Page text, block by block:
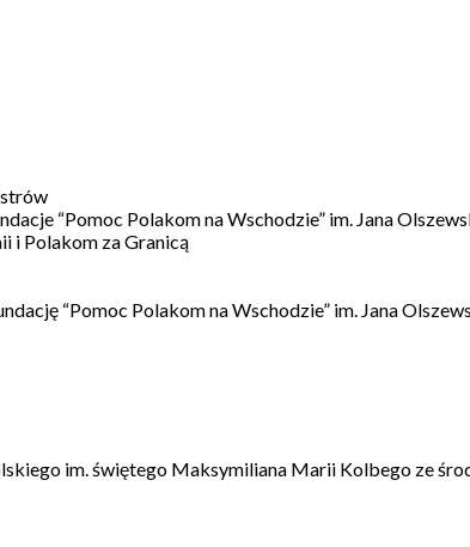
“Pomoc Polakom na Wschodzie” im. Jana
i Polakom za Granicą
“Pomoc Polakom na Wschodzie” im. Jana
im. świętego Maksymiliana Marii Kolbego ze